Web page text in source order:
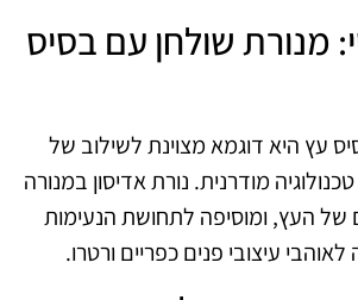
מנורת שולחן עם בסיס
עץ היא דוגמא מצוינת לשילוב של
מודרנית. נורת אדיסון במנורה
של העץ, ומוסיפה לתחושת הנעימות
עיצובי פנים כפריים ורטרו.